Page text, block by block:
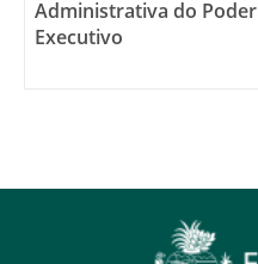
Administrativa do Poder
Executivo